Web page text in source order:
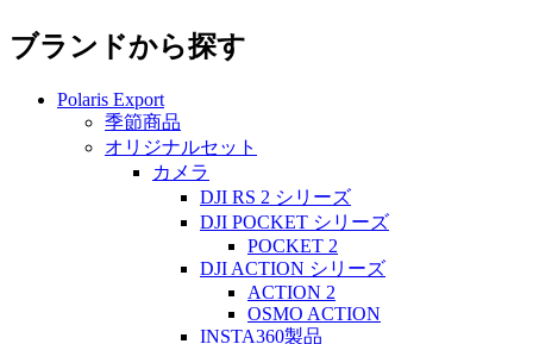
ブランドから探す
Polaris Export
季節商品
オリジナルセット
カメラ
DJI RS 2 シリーズ
DJI POCKET シリーズ
POCKET 2
DJI ACTION シリーズ
ACTION 2
OSMO ACTION
INSTA360製品